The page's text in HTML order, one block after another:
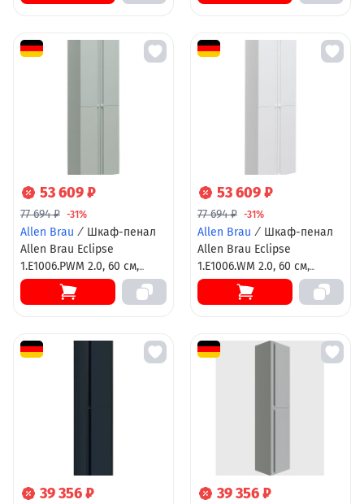
53 609 ₽
77 694 ₽ -31%
Allen Brau / Шкаф-пенал
Allen Brau Eclipse
1.E1006.PWM 2.0, 60 см,
подвесной, папирус
матовый
53 609 ₽
77 694 ₽ -31%
Allen Brau / Шкаф-пенал
Allen Brau Eclipse
1.E1006.WM 2.0, 60 см,
подвесной, белый
матовый
39 356 ₽ 39 356 ₽